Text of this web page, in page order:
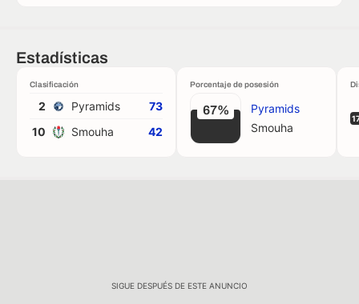
Estadísticas
Clasificación
2 Pyramids
73
10
Smouha 42
Porcentaje de posesión
67%
Pyramids
Smouha
SIGUE DESPUÉS DE ESTE ANUNCIO